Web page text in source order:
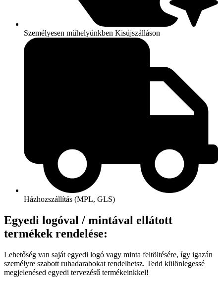
Személyesen műhelyünkben Kisújszálláson
Házhozszállítás (MPL, GLS)
Egyedi logóval / mintával ellátott
termékek rendelése:
Lehetőség van saját egyedi logó vagy minta feltöltésére, így igazán
személyre szabott ruhadarabokat rendelhetsz. Tedd különlegessé
megjelenésed egyedi tervezésű termékeinkkel!